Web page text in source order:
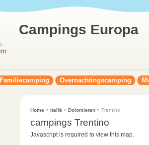
Campings Europa
Familiecamping Overnachtingscamping
Home » Italië » Dolomieten» Trentino
campings Trentino
Javascript is required to view this map.